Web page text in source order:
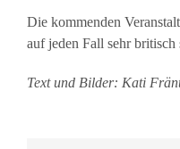
Die kommenden
auf jeden Fall sehr
Text und Bilder: Kati